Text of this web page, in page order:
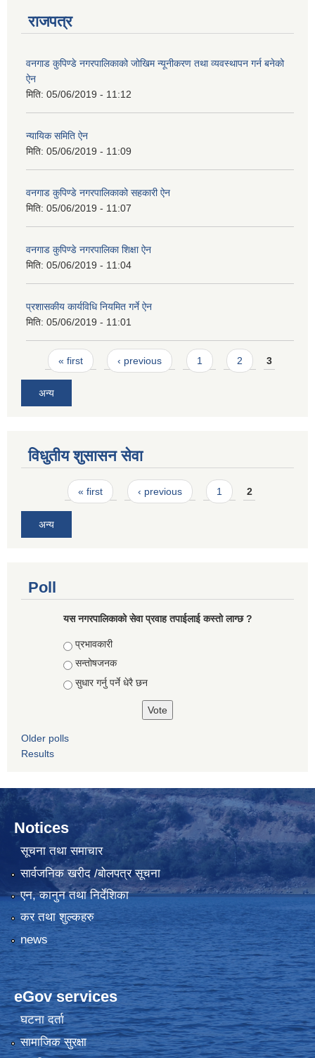
राजपत्र
वनगाड कुपिण्डे नगरपालिकाको जोखिम न्यूनीकरण तथा व्यवस्थापन गर्न बनेको
ऐन
मिति: 05/06/2019 - 11:12
न्यायिक समिति ऐन
मिति: 05/06/2019 - 11:09
वनगाड कुपिण्डे नगरपालिकाको सहकारी ऐन
मिति: 05/06/2019 - 11:07
वनगाड कुपिण्डे नगरपालिका शिक्षा ऐन
मिति: 05/06/2019 - 11:04
प्रशासकीय कार्यविधि नियमित गर्ने ऐन
मिति: 05/06/2019 - 11:01
Pages
« first ‹ previous 1 2 3
अन्य
विधुतीय शुसासन सेवा
Pages« first ‹ previous 1 2
अन्य
Poll
यस नगरपालिकाको सेवा प्रवाह तपाईलाई कस्तो लाग्छ ?
Choices
प्रभावकारी
सन्तोषजनक
सुधार गर्नु पर्ने धेरै छन
Older polls
Results
Notices
सूचना तथा समाचार
सार्वजनिक खरीद /बोलपत्र सूचना
एन, कानुन तथा निर्देशिका
कर तथा शुल्कहरु
news
eGov services
घटना दर्ता
सामाजिक सुरक्षा